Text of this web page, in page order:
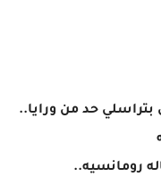
حد من ورايا..
رومانسيه..